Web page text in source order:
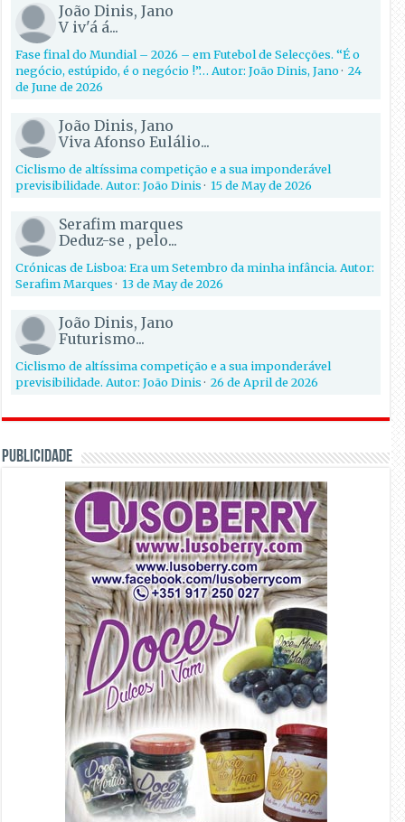
João Dinis, Jano
V iv'á á...
Fase final do Mundial – 2026 – em Futebol de Selecções. “É o
negócio, estúpido, é o negócio !”… Autor: João Dinis, Jano·24
de June de 2026
João Dinis, Jano
Viva Afonso Eulálio...
Ciclismo de altíssima competição e a sua imponderável
previsibilidade. Autor: João Dinis·15 de May de 2026
Serafim marques
Deduz-se , pelo...
Crónicas de Lisboa: Era um Setembro da minha infância. Autor:
Serafim Marques·13 de May de 2026
João Dinis, Jano
Futurismo...
Ciclismo de altíssima competição e a sua imponderável
previsibilidade. Autor: João Dinis·26 de April de 2026
PUBLICIDADE